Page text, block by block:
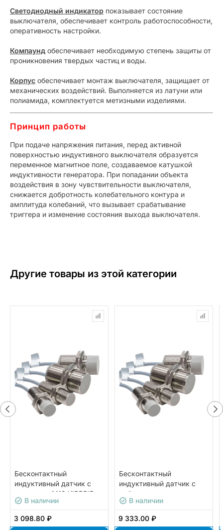
Светодиодный индикатор показывает состояние
выключателя, обеспечивает контроль работоспособности,
оперативность настройки.
Компаунд обеспечивает необходимую степень защиты от
проникновения твердых частиц и воды.
Корпус обеспечивает монтаж выключателя, защищает от
механических воздействий. Выполняется из латуни или
полиамида, комплектуется метизными изделиями.
Принцип работы
При подаче напряжения питания, перед активной
поверхностью индуктивного выключателя образуется
переменное магнитное поле, создаваемое катушкой
индуктивности генератора. При попадании объекта
воздействия в зону чувствительности выключателя,
снижается добротность колебательного контура и
амплитуда колебаний, что вызывает срабатывание
триггера и изменение состояния выхода выключателя.
Другие товары из этой категории
Бесконтактный
индуктивный датчик с
разъемом М12 KIPPRIBOR
LA18-80.5P1.U1.E
В наличии
3 098.80 ₽
Бесконтактный
индуктивный датчик с
кабельным выводом
KIPPRIBOR LA08M-
В наличии
9 333.00 ₽